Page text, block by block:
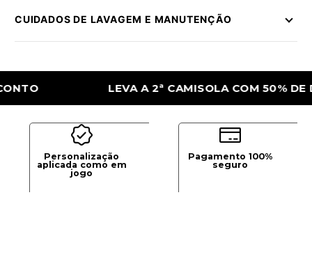
CUIDADOS DE LAVAGEM E MANUTENÇÃO
LEVA A 2ª CAMISOLA COM 50% DE
Personalização
aplicada como em
jogo
Pagamento 100%
seguro